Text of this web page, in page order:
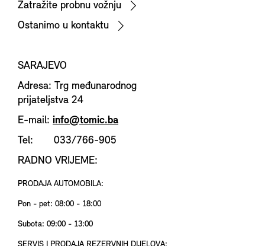
Zatražite probnu vožnju
Ostanimo u kontaktu
SARAJEVO
Adresa: Trg međunarodnog
prijateljstva 24
E-mail: info@tomic.ba
Tel: 033/766-905
RADNO VRIJEME:
PRODAJA AUTOMOBILA:
Pon - pet: 08:00 - 18:00
Subota: 09:00 - 13:00
SERVIS I PRODAJA REZERVNIH DIJELOVA: